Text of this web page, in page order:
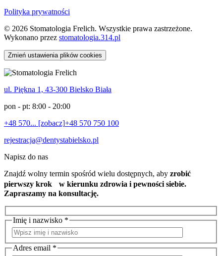
Polityka prywatności
© 2026 Stomatologia Frelich. Wszystkie prawa zastrzeżone.
Wykonano przez stomatologia.314.pl
Zmień ustawienia plików cookies
ul. Piękna 1, 43-300 Bielsko Biała
pon - pt: 8:00 - 20:00
+48 570... [zobacz]+48 570 750 100
rejestracja@dentystabielsko.pl
Napisz do nas
Znajdź wolny termin spośród wielu dostępnych, aby zrobić
pierwszy krok w kierunku zdrowia i pewności siebie.
Zapraszamy na konsultację.
Imię i nazwisko *
Adres email *